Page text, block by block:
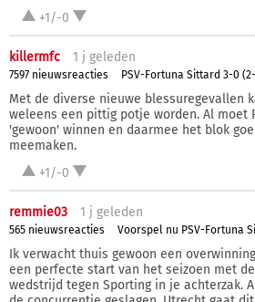
+1/-0
killermfc 1 j geleden
7597 nieuwsreacties PSV-Fortuna Sittard 3-0
Met de diverse nieuwe blessuregevallen
weleens een pittig potje worden. Al moet
'gewoon' winnen en daarmee het blok
meemaken.
+1/-0
remmie03 1 j geleden
565 nieuwsreacties Voorspel nu PSV-Fortuna
Ik verwacht thuis gewoon een
een perfecte start van het seizoen met
wedstrijd tegen Sporting in je achterzak.